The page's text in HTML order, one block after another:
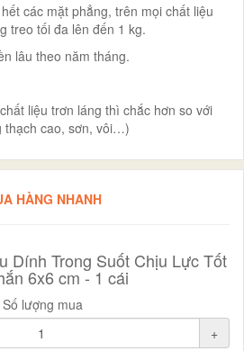
các mặt phẳng, trên mọi chất liệu
treo tối đa lên đến 1 kg.
lâu theo năm tháng.
liệu trơn láng thì chắc hơn so với
thạch cao, sơn, vôi…)
HÀNG NHANH
Dính Trong Suốt Chịu Lực Tốt
6x6 cm - 1 cái
Số lượng mua
+